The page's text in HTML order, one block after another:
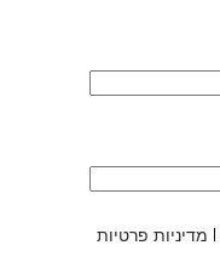
מדיניות פרטיות